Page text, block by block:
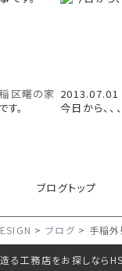
区曙の家
。
2013.07.01
今日から、、、
ブログトップ
ブログ 手稲
る工務店をお探しなら